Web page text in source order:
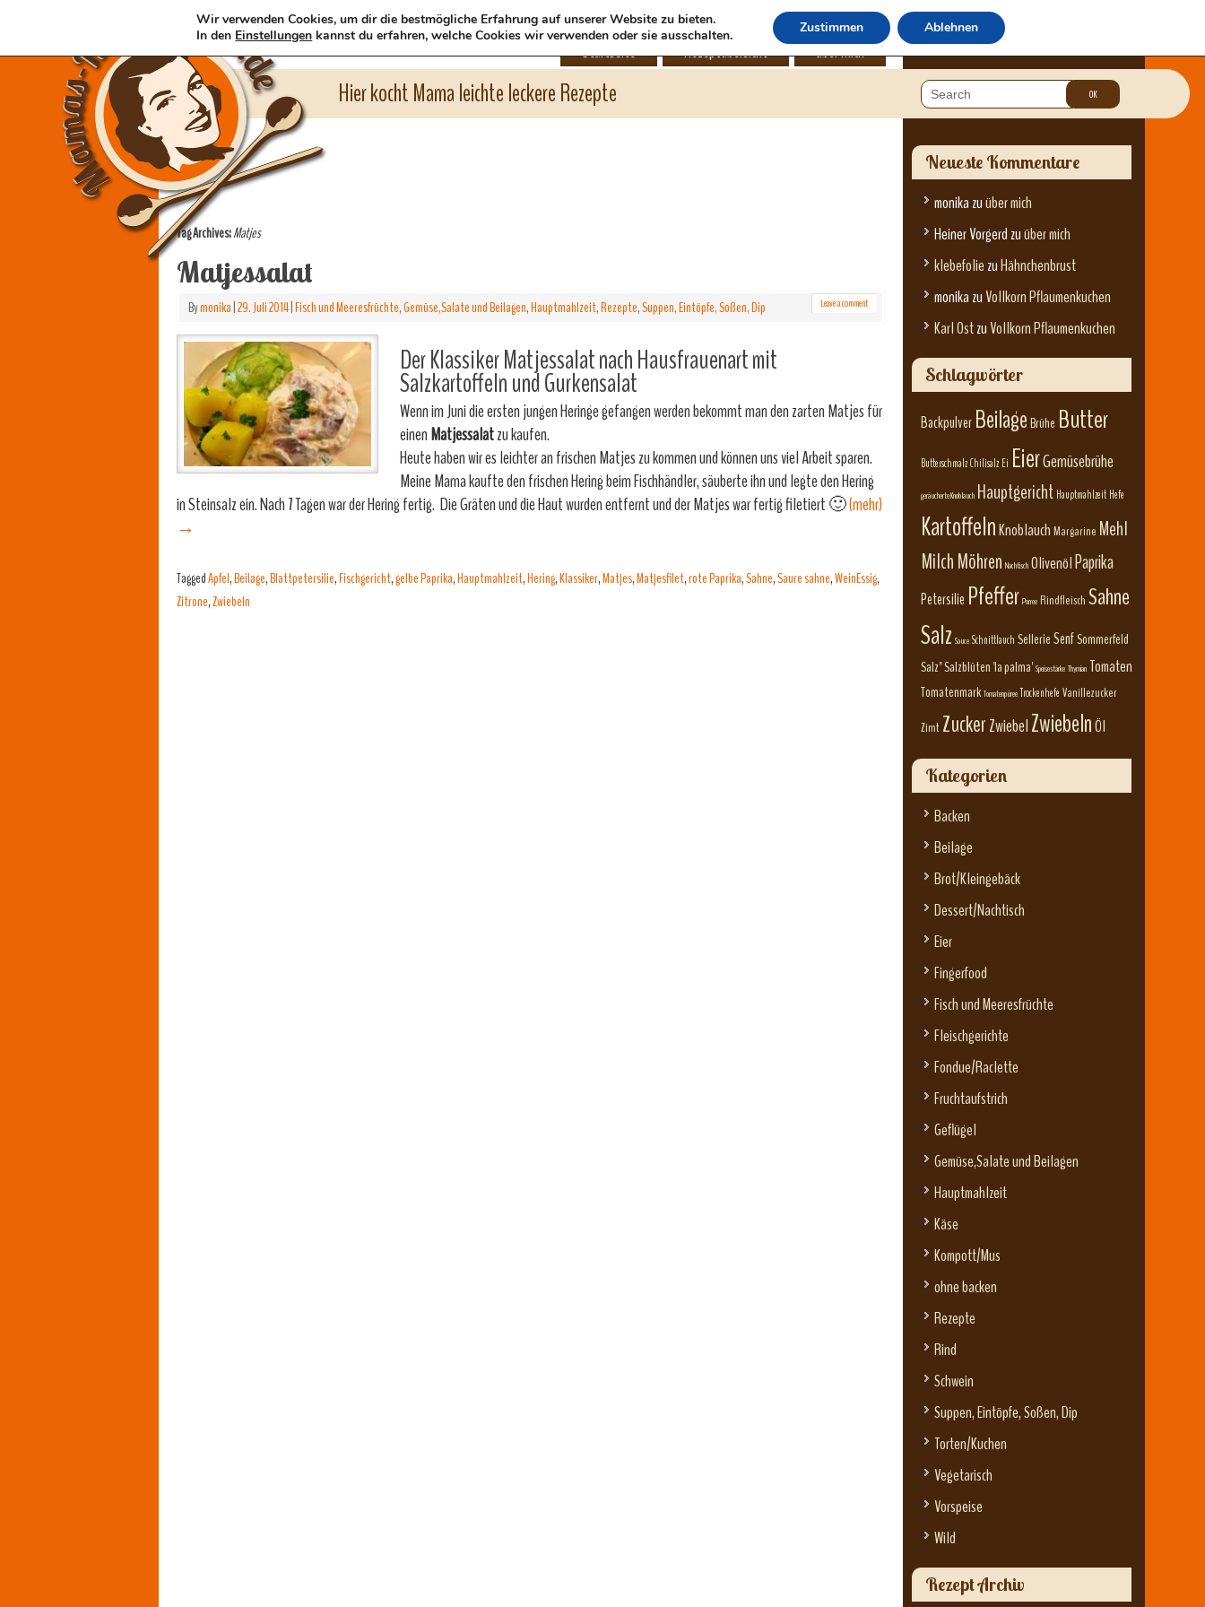
Hier kocht Mama leichte leckere Rezepte
Startseite Rezeptübersicht über mich
Tag Archives:Matjes
Matjessalat
Bymonika|29. Juli 2014|Fisch und Meeresfrüchte,Gemüse,Salate und Beilagen,Hauptmahlzeit,Rezepte,Suppen, Eintöpfe, Soßen, Dip Leave a comment
Der Klassiker Matjessalat nach Hausfrauenart mit
Salzkartoffeln und Gurkensalat
Wenn im Juni die ersten jungen Heringe gefangen werden bekommt man den zarten Matjes für
einenMatjessalatzu kaufen.
Heute haben wir es leichter an frischen Matjes zu kommen und können uns viel Arbeit sparen.
Meine Mama kaufte den frischen Hering beim Fischhändler, säuberte ihn und legte den Hering
in Steinsalz ein. Nach 7 Tagen war der Hering fertig. Die Gräten und die Haut wurden entfernt und der Matjes war fertig filetiert 🙂(mehr)
→
TaggedApfel,Beilage,Blattpetersilie,Fischgericht,gelbe Paprika,Hauptmahlzeit,Hering,Klassiker,Matjes,Matjesfilet,rote Paprika,Sahne,Saure sahne,WeinEssig,
Zitrone,Zwiebeln
Neueste Kommentare
monika zuüber mich
Heiner Vorgerd zuüber mich
klebefolie zuHähnchenbrust
monika zuVollkorn Pflaumenkuchen
Karl OstzuVollkorn Pflaumenkuchen
Schlagwörter
Backpulver BeilageBrühe Butter
ButterschmalzChilisalz Ei EierGemüsebrühe
geräucherte Knoblauch Hauptgericht Hauptmahlzeit Hefe
KartoffelnKnoblauch Margarine Mehl
MilchMöhren Nachtisch OlivenölPaprika
Petersilie Pfeffer Porree Rindfleisch Sahne
Salz Sauce Schnittlauch SellerieSenfSommerfeld
Salz" Salzblüten 'la palma' Speisestärke Thymian Tomaten
Tomatenmark Tomatenpüree Trockenhefe Vanillezucker
Zimt ZuckerZwiebelZwiebelnÖl
Kategorien
Backen
Beilage
Brot/Kleingebäck
Dessert/Nachtisch
Eier
Fingerfood
Fisch und Meeresfrüchte
Fleischgerichte
Fondue/Raclette
Fruchtaufstrich
Geflügel
Gemüse,Salate und Beilagen
Hauptmahlzeit
Käse
Kompott/Mus
ohne backen
Rezepte
Rind
Schwein
Suppen, Eintöpfe, Soßen, Dip
Torten/Kuchen
Vegetarisch
Vorspeise
Wild
Rezept Archiv
Wir verwenden Cookies, um dir die bestmögliche Erfahrung auf unserer Website zu bieten.
In den Einstellungen kannst du erfahren, welche Cookies wir verwenden oder sie ausschalten. Zustimmen Ablehnen